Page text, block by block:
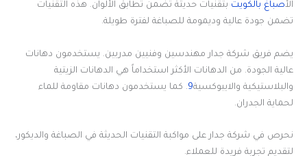
الأصباغ بالكويت بتقنيات حديثة تضمن تطابق الألوان. هذه التقنيات
تضمن جودة عالية وديمومة للصباغة لفترة طويلة.
يضم فريق شركة جدار مهندسين وفنيين مدربين. يستخدمون دهانات
عالية الجودة. من الدهانات الأكثر استخداماً هي الدهانات الزيتية
والبلاستيكية والايبوكسية9. كما يستخدمون دهانات مقاومة للماء
لحماية الجدران.
نحرص في شركة جدار على مواكبة التقنيات الحديثة في الصباغة والديكور،
لتقديم تجربة فريدة للعملاء.